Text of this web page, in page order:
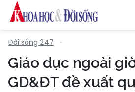
Đời sống 247
Giáo dục ngoài
GD&ĐT đề xuất